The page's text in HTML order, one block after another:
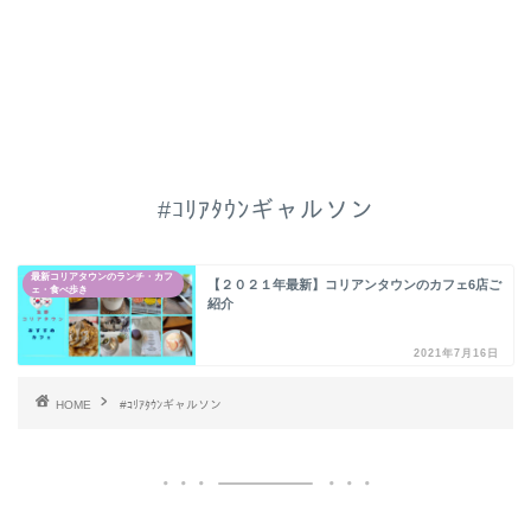
#ｺﾘｱﾀｳﾝギャルソン
最新コリアタウンのランチ・カフ
ェ・食べ歩き
【２０２１年最新】コリアンタウンのカフェ6店ご
紹介
2021年7月16日
HOME #ｺﾘｱﾀｳﾝギャルソン